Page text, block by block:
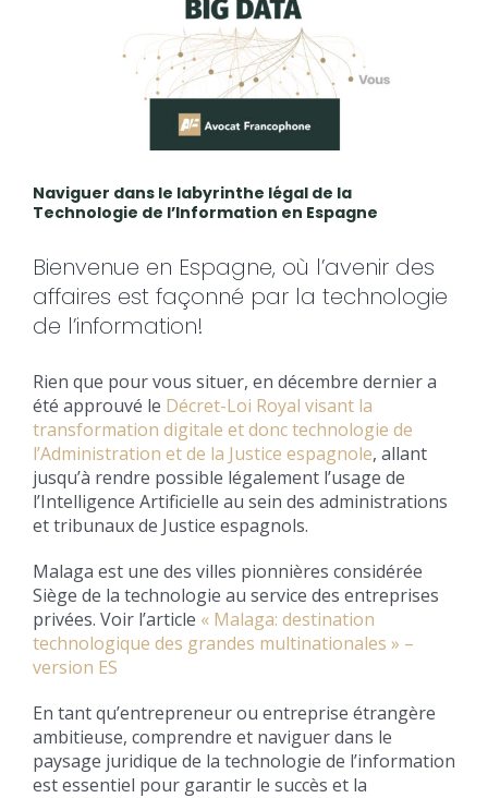
Naviguer dans le labyrinthe légal de la
Technologie de l’Information en Espagne
Bienvenue en Espagne, où l’avenir des
affaires est façonné par la technologie
de l’information!
Rien que pour vous situer, en décembre dernier a
été approuvé le Décret-Loi Royal visant la
transformation digitale et donc technologie de
l’Administration et de la Justice espagnole, allant
jusqu’à rendre possible légalement l’usage de
l’Intelligence Artificielle au sein des administrations
et tribunaux de Justice espagnols.
Malaga est une des villes pionnières considérée
Siège de la technologie au service des entreprises
privées. Voir l’article « Malaga: destination
technologique des grandes multinationales » –
version ES
En tant qu’entrepreneur ou entreprise étrangère
ambitieuse, comprendre et naviguer dans le
paysage juridique de la technologie de l’information
est essentiel pour garantir le succès et la